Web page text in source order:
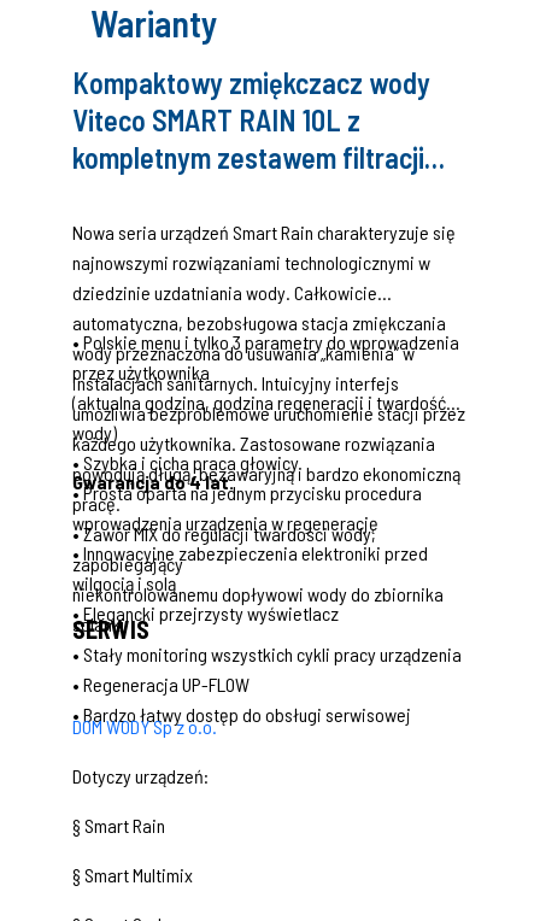
Warianty
Kompaktowy zmiękczacz wody
Viteco SMART RAIN 10L z
kompletnym zestawem filtracji
twardości wody
Nowa seria urządzeń Smart Rain charakteryzuje się
najnowszymi rozwiązaniami technologicznymi w
dziedzinie uzdatniania wody. Całkowicie
automatyczna, bezobsługowa stacja zmiękczania
wody przeznaczona do usuwania „kamienia” w
instalacjach sanitarnych. Intuicyjny interfejs
umożliwia bezproblemowe uruchomienie stacji przez
każdego użytkownika. Zastosowane rozwiązania
powodują długą, bezawaryjną i bardzo ekonomiczną
pracę.
• Zawór MIX do regulacji twardości wody,
zapobiegający
niekontrolowanemu dopływowi wody do zbiornika
solanki
• Stały monitoring wszystkich cykli pracy urządzenia
• Regeneracja UP-FLOW
• Bardzo łatwy dostęp do obsługi serwisowej
• Polskie menu i tylko 3 parametry do wprowadzenia
przez użytkownika
(aktualna godzina, godzina regeneracji i twardość
wody)
• Szybka i cicha praca głowicy
• Prosta oparta na jednym przycisku procedura
wprowadzenia urządzenia w regenerację
• Innowacyjne zabezpieczenia elektroniki przed
wilgocią i solą
• Elegancki przejrzysty wyświetlacz
Gwarancja do 4 lat.
SERWIS
DOM WODY Sp z o.o.
Dotyczy urządzeń:
§ Smart Rain
§ Smart Multimix